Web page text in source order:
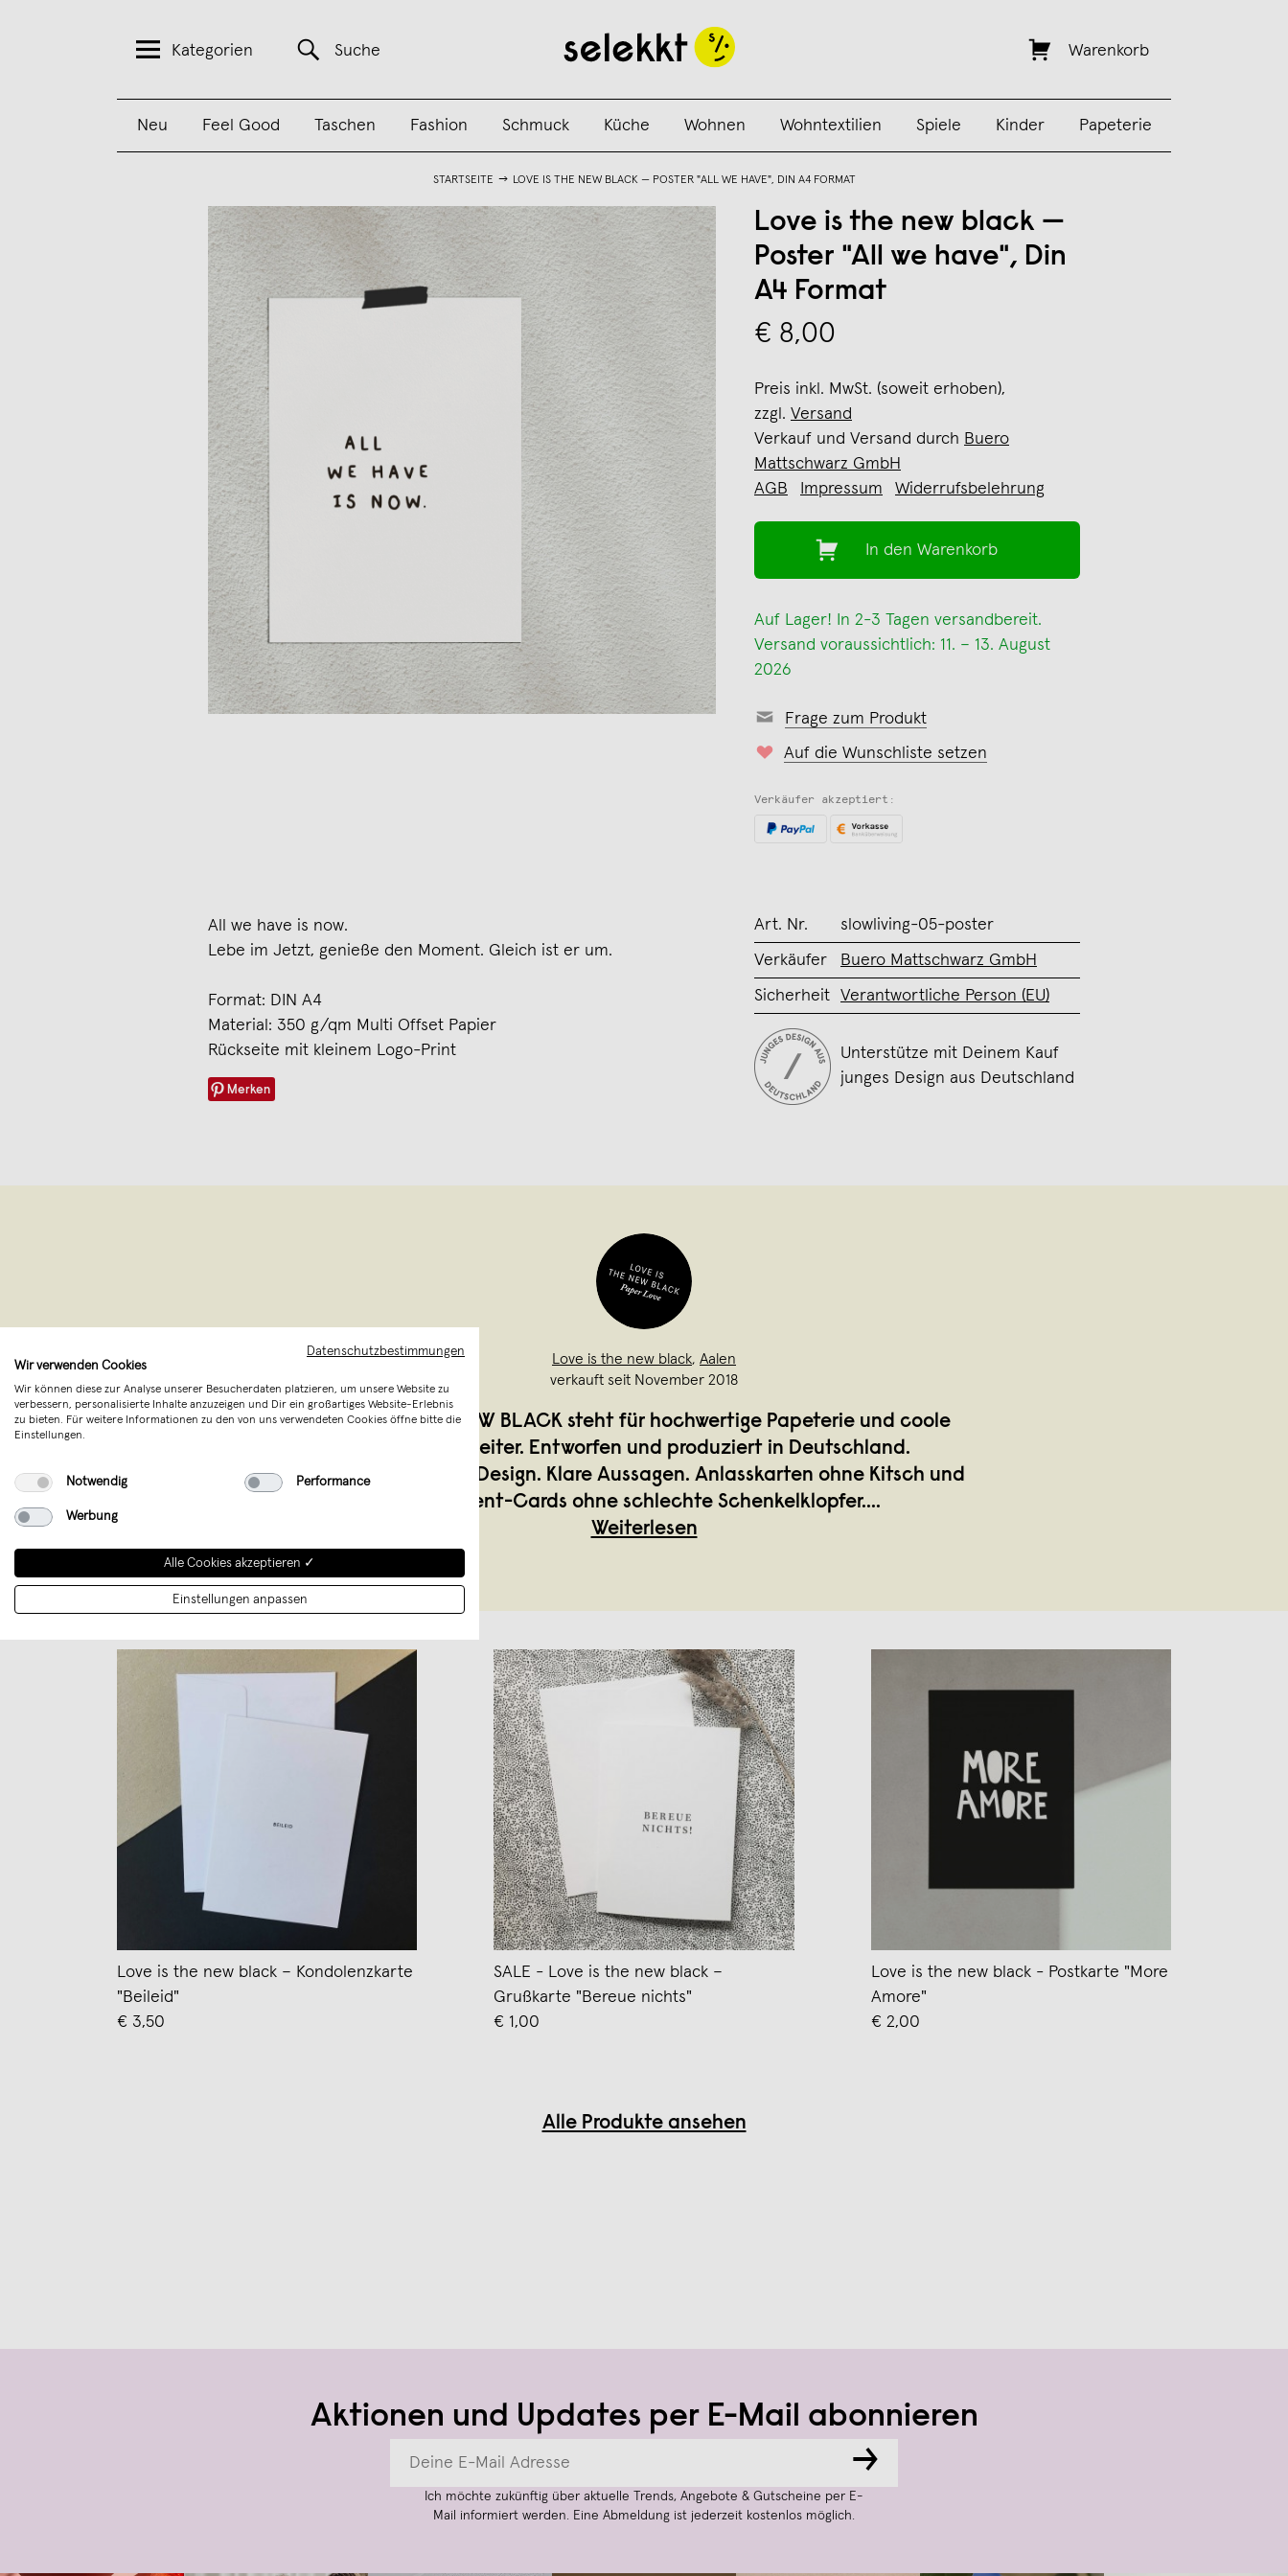
Kategorien Suche Warenkorb
Neu Feel Good Taschen Fashion Schmuck Küche Wohnen Wohntextilien Spiele Kinder Papeterie
STARTSEITE LOVE IS THE NEW BLACK — POSTER "ALL WE HAVE", DIN A4 FORMAT
Love is the new black —
Poster "All we have", Din
A4 Format
€ 8,00
Preis inkl. MwSt. (soweit erhoben),
zzgl. Versand
Verkauf und Versand durch Buero
Mattschwarz GmbH
AGB
Impressum Widerrufsbelehrung
In den Warenkorb
Auf Lager! In 2-3 Tagen versandbereit.
Versand voraussichtlich: 11. – 13. August
2026
Frage zum Produkt
Auf die Wunschliste setzen
Verkäufer akzeptiert:
All we have is now.
Lebe im Jetzt, genieße den Moment. Gleich ist er um.
Format: DIN A4
Material: 350 g/qm Multi Offset Papier
Rückseite mit kleinem Logo-Print
Merken
Art. Nr. slowliving-05-poster
Verkäufer Buero Mattschwarz GmbH
Sicherheit Verantwortliche Person (EU)
Unterstütze mit Deinem Kauf
junges Design aus Deutschland
Love is the new black, Aalen
verkauft seit November 2018
LOVE IS THE NEW BLACK steht für hochwertige Papeterie und coole
Alltagsbegleiter. Entworfen und produziert in Deutschland.
Minimalistisches Design. Klare Aussagen. Anlasskarten ohne Kitsch und
Statement-Cards ohne schlechte Schenkelklopfer....
Weiterlesen
Love is the new black – Kondolenzkarte
"Beileid"
€ 3,50
SALE - Love is the new black –
Grußkarte "Bereue nichts"
€ 1,00
Love is the new black - Postkarte "More
Amore"
€ 2,00
Alle Produkte ansehen
Aktionen und Updates per E-Mail abonnieren
→
Ich möchte zukünftig über aktuelle Trends, Angebote & Gutscheine per E-
Mail informiert werden. Eine Abmeldung ist jederzeit kostenlos möglich.
Datenschutzbestimmungen
Wir verwenden Cookies
Wir können diese zur Analyse unserer Besucherdaten platzieren, um unsere Website zu
verbessern, personalisierte Inhalte anzuzeigen und Dir ein großartiges Website-Erlebnis
zu bieten. Für weitere Informationen zu den von uns verwendeten Cookies öffne bitte die
Einstellungen.
Notwendig Performance
Werbung
Alle Cookies akzeptieren ✓
Einstellungen anpassen